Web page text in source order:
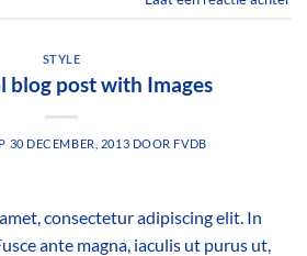
STYLE
blog post with Images
30 DECEMBER, 2013 DOOR FVDB
consectetur adipiscing elit. In
ante magna, iaculis ut purus ut,